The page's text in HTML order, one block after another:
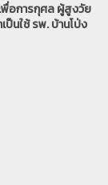
อการกุศล ผู้สูงวัย
นใช้ รพ. บ้านโป่ง